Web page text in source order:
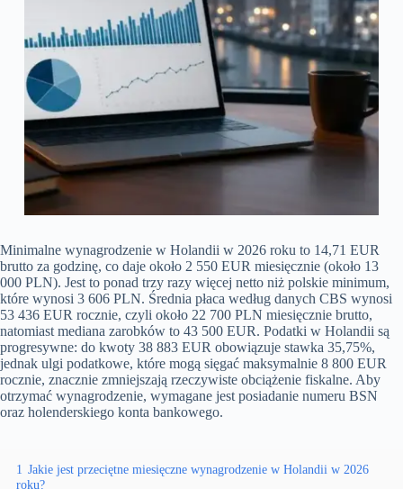
Minimalne wynagrodzenie w Holandii w 2026 roku to 14,71 EUR
brutto za godzinę, co daje około 2 550 EUR miesięcznie (około 13
000 PLN). Jest to ponad trzy razy więcej netto niż polskie minimum,
które wynosi 3 606 PLN. Średnia płaca według danych CBS wynosi
53 436 EUR rocznie, czyli około 22 700 PLN miesięcznie brutto,
natomiast mediana zarobków to 43 500 EUR. Podatki w Holandii są
progresywne: do kwoty 38 883 EUR obowiązuje stawka 35,75%,
jednak ulgi podatkowe, które mogą sięgać maksymalnie 8 800 EUR
rocznie, znacznie zmniejszają rzeczywiste obciążenie fiskalne. Aby
otrzymać wynagrodzenie, wymagane jest posiadanie numeru BSN
oraz holenderskiego konta bankowego.
1 Jakie jest przeciętne miesięczne wynagrodzenie w Holandii w 2026
roku?